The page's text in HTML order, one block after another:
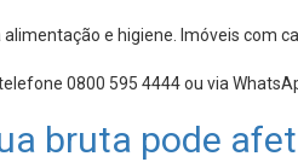
e higiene. Imóveis com
0800 595 4444 ou via
bruta pode